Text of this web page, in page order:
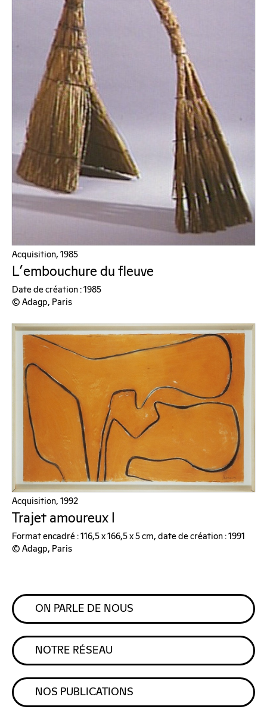
Acquisition, 1985
L'embouchure du fleuve
Date de création : 1985
© Adagp, Paris
Acquisition, 1992
Trajet amoureux I
Format encadré : 116,5 x 166,5 x 5 cm, date de création : 1991
© Adagp, Paris
ON PARLE DE NOUS
NOTRE RÉSEAU
NOS PUBLICATIONS